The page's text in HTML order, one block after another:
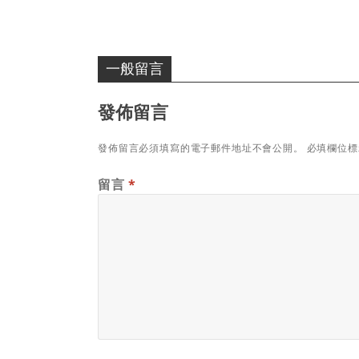
一般留言
發佈留言
發佈留言必須填寫的電子郵件地址不會公開。 必填欄位
留言 *